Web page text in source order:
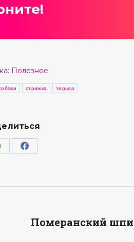
Полезное
стрижка терьер
Поделиться
Следующая
Померанский